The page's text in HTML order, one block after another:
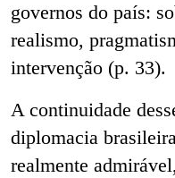
governos do país:
realismo,
intervenção (p. 33).
A continuidade
diplomacia
realmente